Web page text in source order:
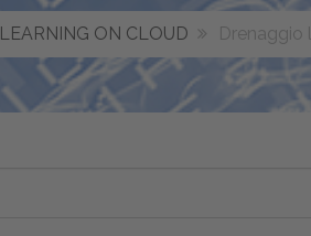
LEARNING ON CLOUD Drenaggio